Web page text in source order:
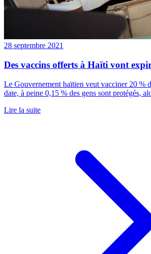
28 septembre 2021
Des vaccins offerts à Haïti vont
Le Gouvernement haïtien veut vacciner 20 %
date, à peine 0,15 % des gens sont protégés,
Lire la suite